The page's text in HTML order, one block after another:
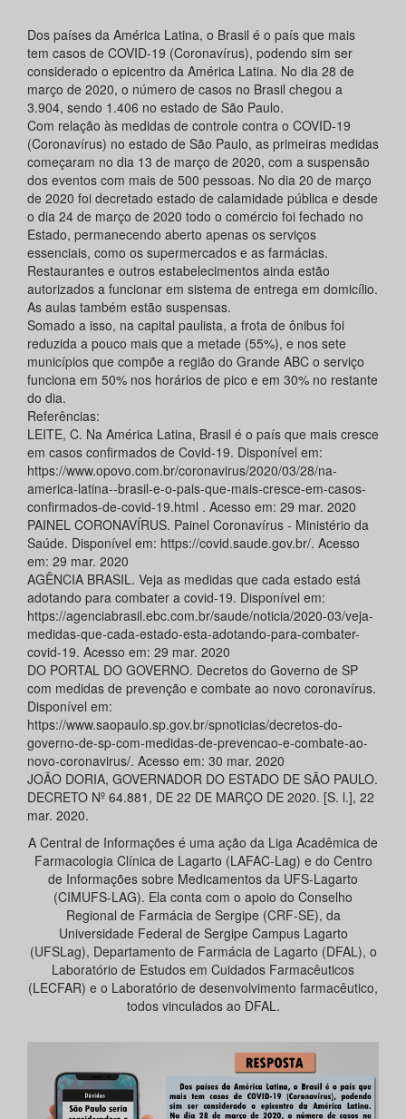
Dos países da América Latina, o Brasil é o país que mais
tem casos de COVID-19 (Coronavírus), podendo sim ser
considerado o epicentro da América Latina. No dia 28 de
março de 2020, o número de casos no Brasil chegou a
3.904, sendo 1.406 no estado de São Paulo.
Com relação às medidas de controle contra o COVID-19
(Coronavírus) no estado de São Paulo, as primeiras medidas
começaram no dia 13 de março de 2020, com a suspensão
dos eventos com mais de 500 pessoas. No dia 20 de março
de 2020 foi decretado estado de calamidade pública e desde
o dia 24 de março de 2020 todo o comércio foi fechado no
Estado, permanecendo aberto apenas os serviços
essenciais, como os supermercados e as farmácias.
Restaurantes e outros estabelecimentos ainda estão
autorizados a funcionar em sistema de entrega em domicílio.
As aulas também estão suspensas.
Somado a isso, na capital paulista, a frota de ônibus foi
reduzida a pouco mais que a metade (55%), e nos sete
municípios que compõe a região do Grande ABC o serviço
funciona em 50% nos horários de pico e em 30% no restante
do dia.
Referências:
LEITE, C. Na América Latina, Brasil é o país que mais cresce
em casos confirmados de Covid-19. Disponível em:
https://www.opovo.com.br/coronavirus/2020/03/28/na-
america-latina--brasil-e-o-pais-que-mais-cresce-em-casos-
confirmados-de-covid-19.html . Acesso em: 29 mar. 2020
PAINEL CORONAVÍRUS. Painel Coronavírus - Ministério da
Saúde. Disponível em: https://covid.saude.gov.br/. Acesso
em: 29 mar. 2020
AGÊNCIA BRASIL. Veja as medidas que cada estado está
adotando para combater a covid-19. Disponível em:
https://agenciabrasil.ebc.com.br/saude/noticia/2020-03/veja-
medidas-que-cada-estado-esta-adotando-para-combater-
covid-19. Acesso em: 29 mar. 2020
DO PORTAL DO GOVERNO. Decretos do Governo de SP
com medidas de prevenção e combate ao novo coronavírus.
Disponível em:
https://www.saopaulo.sp.gov.br/spnoticias/decretos-do-
governo-de-sp-com-medidas-de-prevencao-e-combate-ao-
novo-coronavirus/. Acesso em: 30 mar. 2020
JOÃO DORIA, GOVERNADOR DO ESTADO DE SÃO PAULO.
DECRETO Nº 64.881, DE 22 DE MARÇO DE 2020. [S. l.], 22
mar. 2020.
A Central de Informações é uma ação da Liga Acadêmica de
Farmacologia Clínica de Lagarto (LAFAC-Lag) e do Centro
de Informações sobre Medicamentos da UFS-Lagarto
(CIMUFS-LAG). Ela conta com o apoio do Conselho
Regional de Farmácia de Sergipe (CRF-SE), da
Universidade Federal de Sergipe Campus Lagarto
(UFSLag), Departamento de Farmácia de Lagarto (DFAL), o
Laboratório de Estudos em Cuidados Farmacêuticos
(LECFAR) e o Laboratório de desenvolvimento farmacêutico,
todos vinculados ao DFAL.